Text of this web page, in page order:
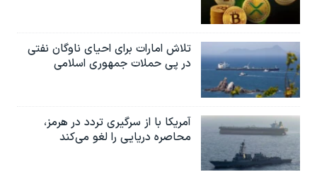
تلاش امارات برای احیای ناوگان نفتی
در پی حملات جمهوری اسلامی
آمریکا با از سرگیری تردد در هرمز،
محاصره دریایی را لغو می‌کند